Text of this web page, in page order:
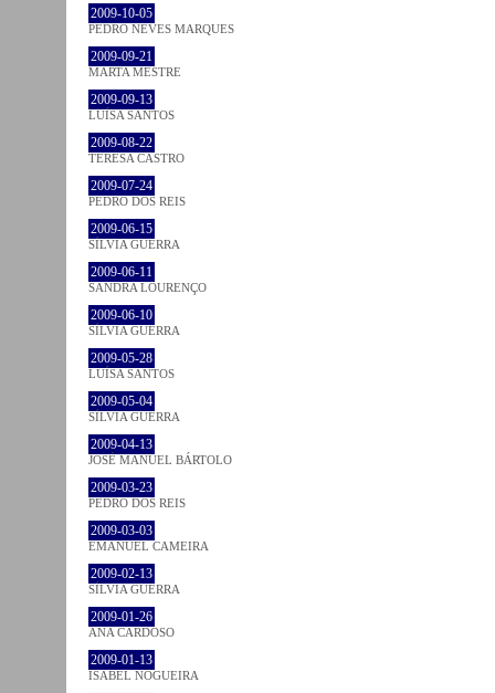
2009-10-05
PEDRO NEVES MARQUES
2009-09-21
MARTA MESTRE
2009-09-13
LUÍSA SANTOS
2009-08-22
TERESA CASTRO
2009-07-24
PEDRO DOS REIS
2009-06-15
SÍLVIA GUERRA
2009-06-11
SANDRA LOURENÇO
2009-06-10
SÍLVIA GUERRA
2009-05-28
LUÍSA SANTOS
2009-05-04
SÍLVIA GUERRA
2009-04-13
JOSÉ MANUEL BÁRTOLO
2009-03-23
PEDRO DOS REIS
2009-03-03
EMANUEL CAMEIRA
2009-02-13
SÍLVIA GUERRA
2009-01-26
ANA CARDOSO
2009-01-13
ISABEL NOGUEIRA